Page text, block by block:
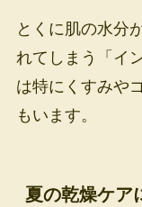
とくに肌の水分
れてしまう「イ
は特にくすみや
もいます。
夏の乾燥ケア